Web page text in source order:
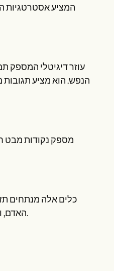
הנפש. הוא מציע
כלים אלה מנתחים
האדם, ותומכים במטפלים אנושיים באבחון וטיפול במצבי בריאות הנפש כגון דיכאון קל וניהול כאבים כרוניים.